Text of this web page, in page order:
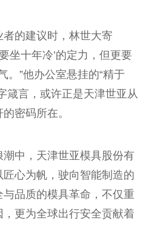
的建议时，林世大寄
坐十年冷’的定力，但更要
。”他办公室悬挂的“精于
箴言，或许正是天津世亚从
密码所在。
中，天津世亚模具股份有
心为帆，驶向智能制造的
品质的模具革命，不仅重
更为全球出行安全贡献着